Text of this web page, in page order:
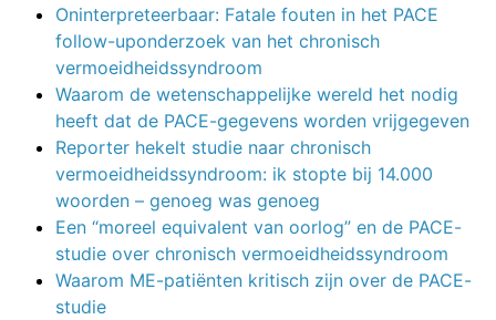
Oninterpreteerbaar: Fatale fouten in het PACE
follow-uponderzoek van het chronisch
vermoeidheidssyndroom
Waarom de wetenschappelijke wereld het nodig
heeft dat de PACE-gegevens worden vrijgegeven
Reporter hekelt studie naar chronisch
vermoeidheidssyndroom: ik stopte bij 14.000
woorden – genoeg was genoeg
Een “moreel equivalent van oorlog” en de PACE-
studie over chronisch vermoeidheidssyndroom
Waarom ME-patiënten kritisch zijn over de PACE-
studie